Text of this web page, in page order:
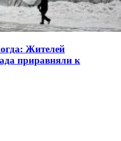
Жителей
приравняли к